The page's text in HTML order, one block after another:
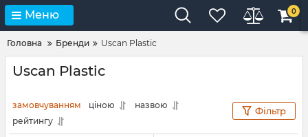
Меню 0
Головна Бренди Uscan Plastic
Uscan Plastic
замовчуванням ціною
назвою
рейтингу
Фільтр